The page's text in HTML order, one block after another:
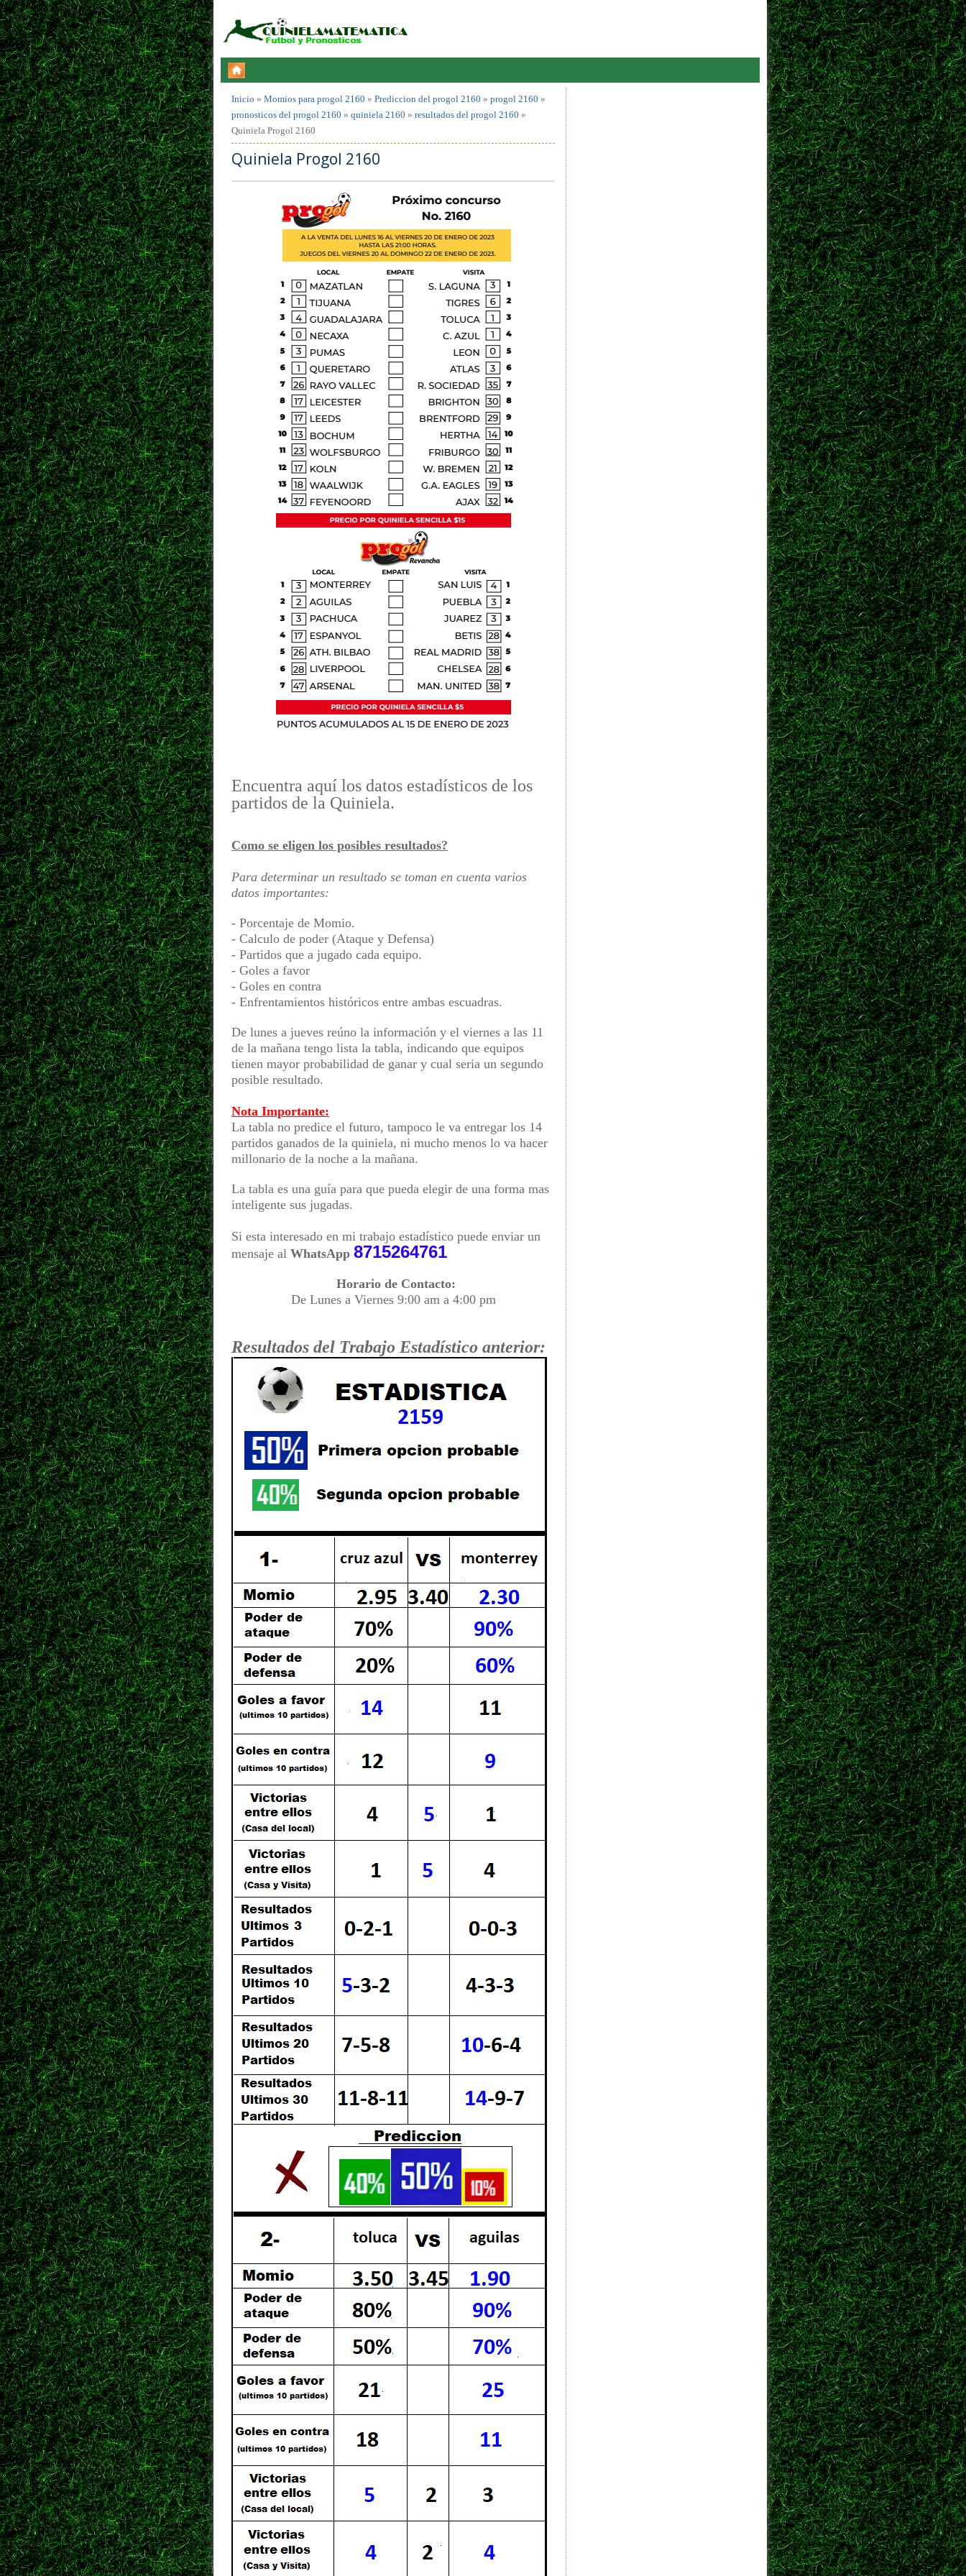
Inicio » Momios para progol 2160 » Prediccion del progol 2160 » progol 2160 »
pronosticos del progol 2160 » quiniela 2160 » resultados del progol 2160 »
Quiniela Progol 2160
Quiniela Progol 2160
Encuentra aquí los datos estadísticos de los
partidos de la Quiniela.
Como se eligen los posibles resultados?
Para determinar un resultado se toman en cuenta varios
datos importantes:
- Porcentaje de Momio.
- Calculo de poder (Ataque y Defensa)
- Partidos que a jugado cada equipo.
- Goles a favor
- Goles en contra
- Enfrentamientos históricos entre ambas escuadras.
De lunes a jueves reúno la información y el viernes a las 11
de la mañana tengo lista la tabla, indicando que equipos
tienen mayor probabilidad de ganar y cual seria un segundo
posible resultado.
Nota Importante:
La tabla no predice el futuro, tampoco le va entregar los 14
partidos ganados de la quiniela, ni mucho menos lo va hacer
millonario de la noche a la mañana.
La tabla es una guía para que pueda elegir de una forma mas
inteligente sus jugadas.
Si esta interesado en mi trabajo estadístico puede enviar un
mensaje al WhatsApp 8715264761
Horario de Contacto:
De Lunes a Viernes 9:00 am a 4:00 pm
Resultados del Trabajo Estadístico anterior: